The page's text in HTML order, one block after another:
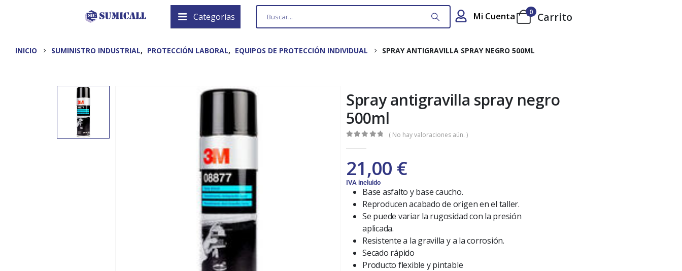
Categorías Mi Cuenta 0 Carrito
INICIO SUMINISTRO INDUSTRIAL, PROTECCIÓN LABORAL, EQUIPOS DE PROTECCIÓN INDIVIDUAL SPRAY ANTIGRAVILLA SPRAY NEGRO 500ML
Spray antigravilla spray negro
500ml
( No hay valoraciones aún. )
21,00 €
IVA incluido
Base asfalto y base caucho.
Reproducen acabado de origen en el taller.
Se puede variar la rugosidad con la presión
aplicada.
Resistente a la gravilla y a la corrosión.
Secado rápido
Producto flexible y pintable